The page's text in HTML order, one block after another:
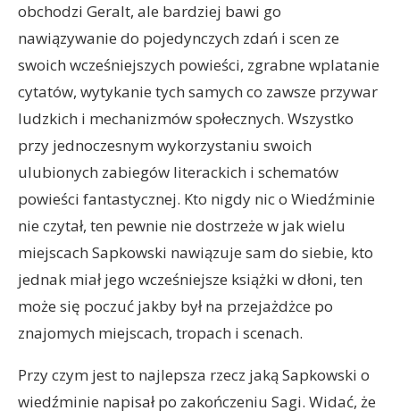
obchodzi Geralt, ale bardziej bawi go
nawiązywanie do pojedynczych zdań i scen ze
swoich wcześniejszych powieści, zgrabne wplatanie
cytatów, wytykanie tych samych co zawsze przywar
ludzkich i mechanizmów społecznych. Wszystko
przy jednoczesnym wykorzystaniu swoich
ulubionych zabiegów literackich i schematów
powieści fantastycznej. Kto nigdy nic o Wiedźminie
nie czytał, ten pewnie nie dostrzeże w jak wielu
miejscach Sapkowski nawiązuje sam do siebie, kto
jednak miał jego wcześniejsze książki w dłoni, ten
może się poczuć jakby był na przejażdżce po
znajomych miejscach, tropach i scenach.
Przy czym jest to najlepsza rzecz jaką Sapkowski o
wiedźminie napisał po zakończeniu Sagi. Widać, że